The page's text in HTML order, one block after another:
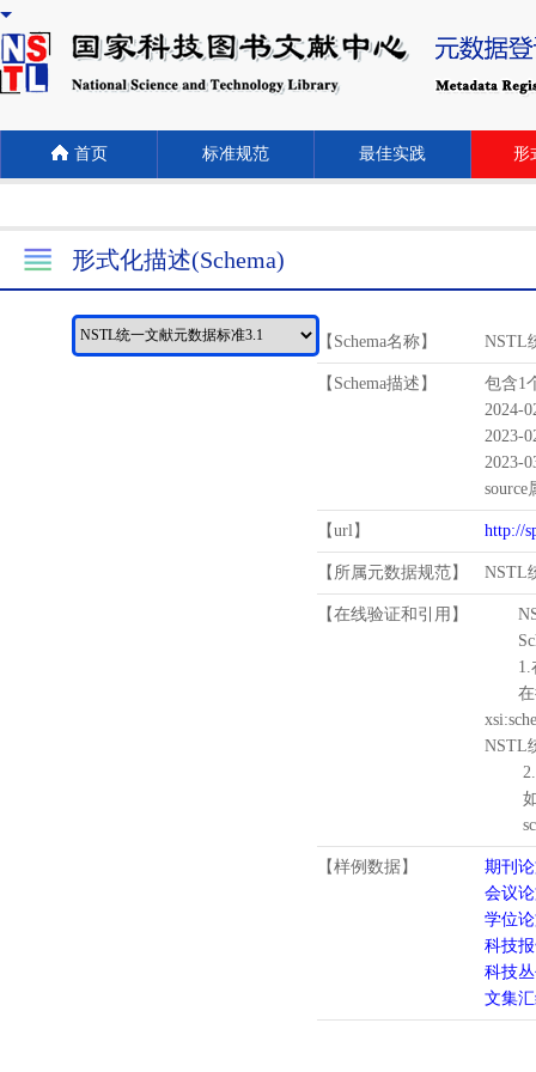
首页 标准规范 最佳实践 形
形式化描述(Schema)
【Schema名称】 NSTL
【Schema描述】
包含1
2024-
2023-
2023-
source
【url】 http://
【所属元数据规范】 NSTL
【在线验证和引用】
1.
在待
NSTL
2.
如需
【样例数据】
期刊
会议
学位
科技
科技
文集